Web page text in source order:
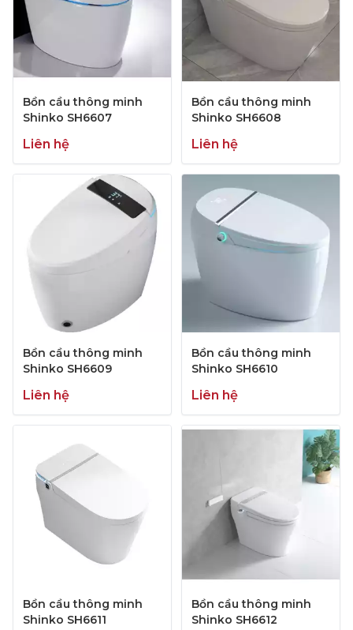
Bồn cầu thông minh
Shinko SH6607
Liên hệ
Bồn cầu thông minh
Shinko SH6608
Liên hệ
Bồn cầu thông minh
Shinko SH6609
Liên hệ
Bồn cầu thông minh
Shinko SH6610
Liên hệ
Bồn cầu thông minh
Shinko SH6611
Bồn cầu thông minh
Shinko SH6612